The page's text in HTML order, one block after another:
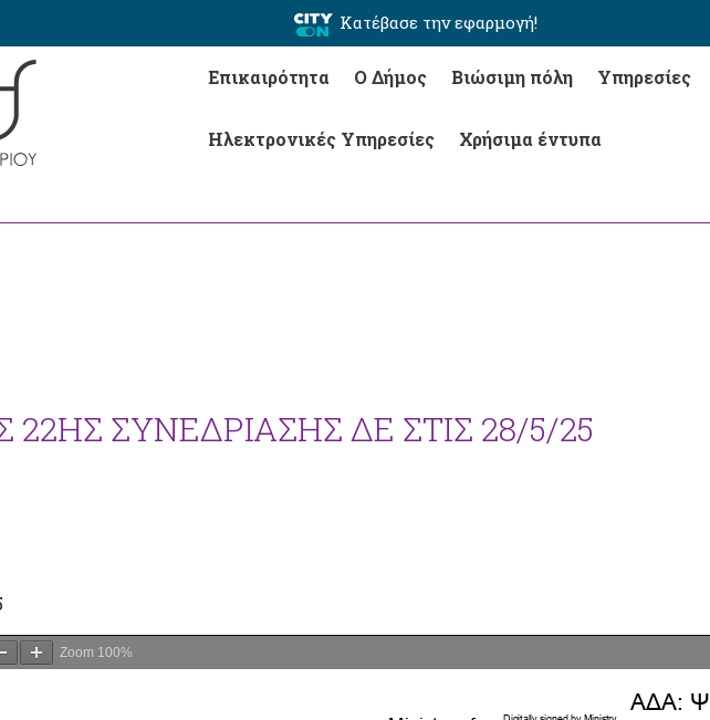
Κατέβασε την εφαρμογή!
Επικαιρότητα Ο Δήμος Βιώσιμη πόλη Υπηρεσίες
Ηλεκτρονικές Υπηρεσίες Χρήσιμα έντυπα
22ΗΣ ΣΥΝΕΔΡΙΑΣΗΣ ΔΕ ΣΤΙΣ 28/5/25
Zoom 100%